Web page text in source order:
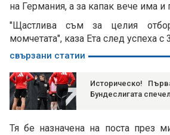
на Германия, а за капак вече има и
"Щастлива съм за целия
момчетата", каза Ета след успеха с
свързани статии
Историческо!
Бундеслигата
Тя бе назначена на поста през